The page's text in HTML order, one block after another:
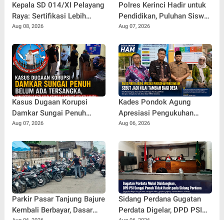
Kepala SD 014/XI Pelayang
Raya: Sertifikasi Lebih
Diprioritaskan, Revitalisasi
Aug 08, 2026
Polres Kerinci Hadir untuk
Pendidikan, Puluhan Siswa
SDN 023/11 Terima
Aug 07, 2026
Kasus Dugaan Korupsi
Damkar Sungai Penuh
Belum Ada Tersangka, LSM
Aksi Di Kejati Jambi
Aug 07, 2026
Kades Pondok Agung
Apresiasi Pengukuhan
Penggerak HAM, Sebut
Desa
Aug 06, 2026
Parkir Pasar Tanjung Bajure
Kembali Berbayar, Dasar
Sidang Perdana Gugatan
Perdata Digelar, DPD PSI